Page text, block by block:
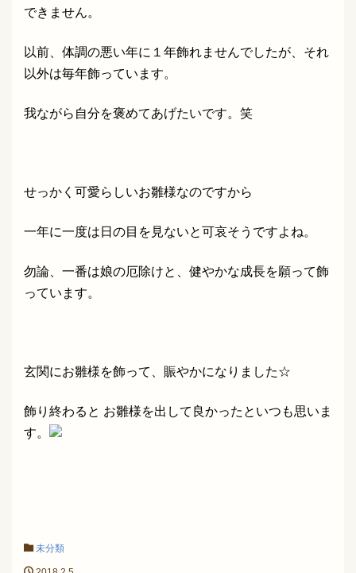
できません。
以前、体調の悪い年に１年飾れませんでしたが、それ
以外は毎年飾っています。
我ながら自分を褒めてあげたいです。笑
せっかく可愛らしいお雛様なのですから
一年に一度は日の目を見ないと可哀そうですよね。
勿論、一番は娘の厄除けと、健やかな成長を願って飾
っています。
玄関にお雛様を飾って、賑やかになりました☆
飾り終わると お雛様を出して良かったといつも思いま
す。
未分類